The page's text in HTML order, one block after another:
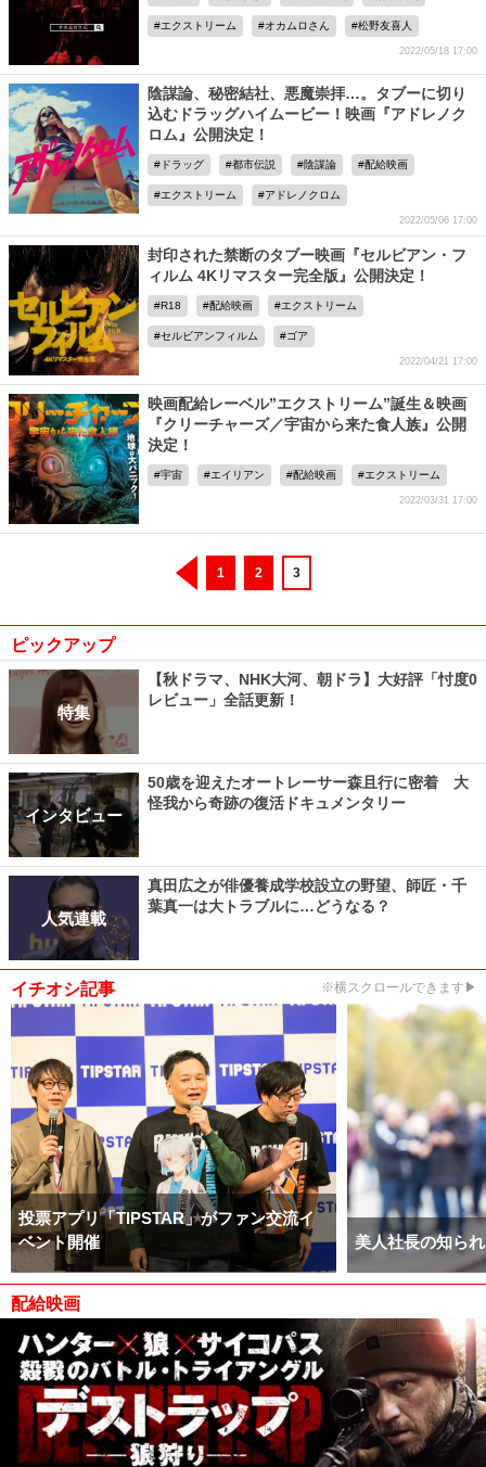
エクストリーム オカムロさん 松野友喜人
2022/05/18 17:00
陰謀論、秘密結社、悪魔崇拝…。タブーに切り
込むドラッグハイムービー！映画『アドレノク
ロム』公開決定！
ドラッグ 都市伝説 陰謀論 配給映画
エクストリーム アドレノクロム
2022/05/06 17:00
封印された禁断のタブー映画『セルビアン・フ
ィルム 4Kリマスター完全版』公開決定！
R18 配給映画 エクストリーム
セルビアンフィルム ゴア
2022/04/21 17:00
映画配給レーベル”エクストリーム”誕生＆映画
『クリーチャーズ／宇宙から来た食人族』公開
決定！
宇宙 エイリアン 配給映画 エクストリーム
2022/03/31 17:00
1 2 3
ピックアップ
特集
【秋ドラマ、NHK大河、朝ドラ】大好評「忖度0
レビュー」全話更新！
インタビュー
50歳を迎えたオートレーサー森且行に密着 大
怪我から奇跡の復活ドキュメンタリー
人気連載
真田広之が俳優養成学校設立の野望、師匠・千
葉真一は大トラブルに…どうなる？
イチオシ記事 ※横スクロールできます▶
投票アプリ「TIPSTAR」がファン交流イ
ベント開催
美人社長の知ら
配給映画